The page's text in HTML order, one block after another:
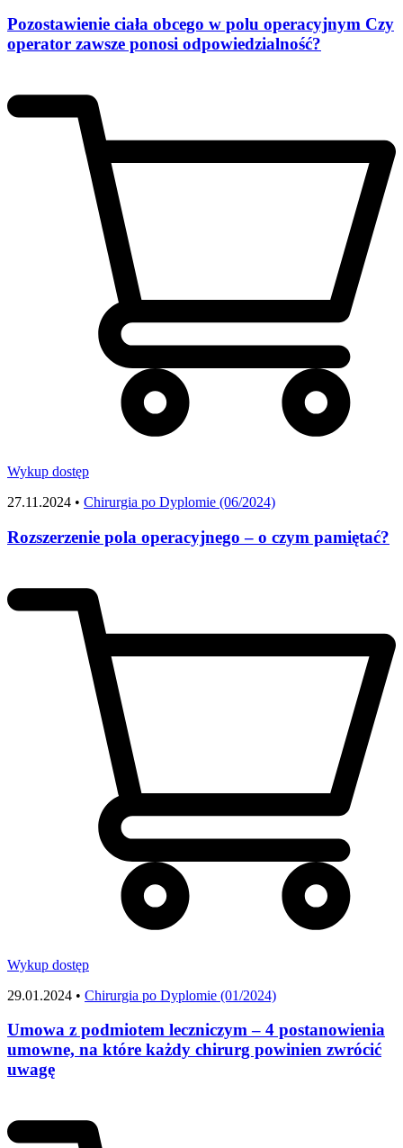
Pozostawienie ciała obcego w polu operacyjnym Czy
operator zawsze ponosi odpowiedzialność?
Wykup dostęp
27.11.2024 • Chirurgia po Dyplomie (06/2024)
Rozszerzenie pola operacyjnego – o czym pamiętać?
Wykup dostęp
29.01.2024 • Chirurgia po Dyplomie (01/2024)
Umowa z podmiotem leczniczym – 4 postanowienia
umowne, na które każdy chirurg powinien zwrócić
uwagę